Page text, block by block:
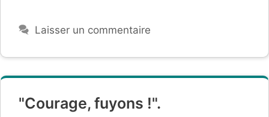
Laisser un commentaire
"Courage, fuyons !".